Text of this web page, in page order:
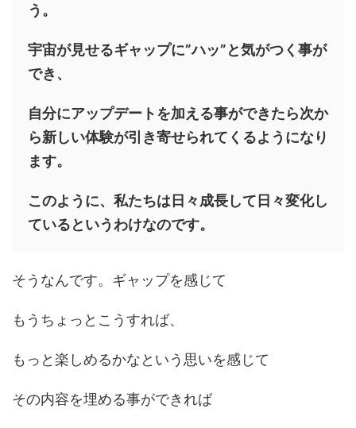
う。
宇宙が見せるギャップに”ハッ”と気がつく事が
でき、
自分にアップデートを加える事ができたら次か
ら新しい体験が引き寄せられてくるようになり
ます。
このように、私たちは日々成長して日々変化し
ているというわけなのです。
そうなんです。ギャップを感じて
もうちょっとこうすれば、
もっと楽しめるかなという思いを感じて
その内容を埋める事ができれば